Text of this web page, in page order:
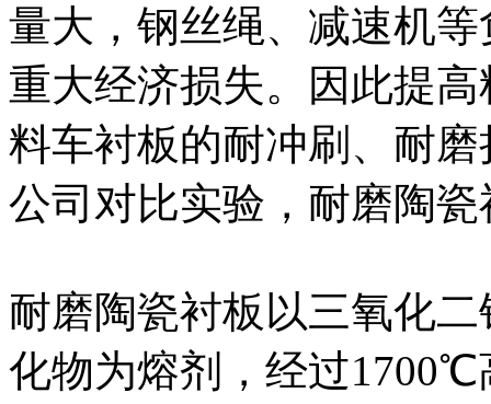
量大，钢丝绳、减速机
重大经济损失。因此提
料车衬板的耐冲刷、耐
公司对比实验，耐磨陶
耐磨陶瓷衬板以三氧化
化物为熔剂，经过